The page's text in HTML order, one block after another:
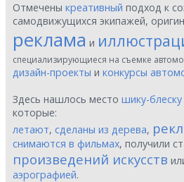
Отмечены креативный подход к
самодвижущихся экипажей,
реклама и
специализирующиеся на съемке
дизайн-проекты и конкурсы
Здесь нашлось место шику-блеску
которые:
летают, сделаны из дерева,
снимаются в фильмах, получили
произведений искусств
аэрографией.